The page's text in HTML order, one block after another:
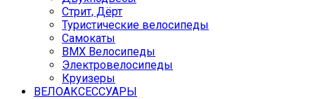
Стрит, Дёрт
Туристические велосипеды
Самокаты
BMX Велосипеды
Электровелосипеды
Круизеры
ВЕЛОАКСЕССУАРЫ